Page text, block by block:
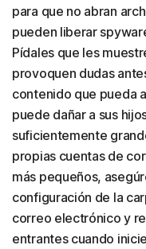
para que no abran
pueden liberar
Pídales que les
provoquen dudas
contenido que pueda
puede dañar a sus
suficientemente
propias cuentas de
más pequeños,
configuración de la
correo electrónico y
entrantes cuando